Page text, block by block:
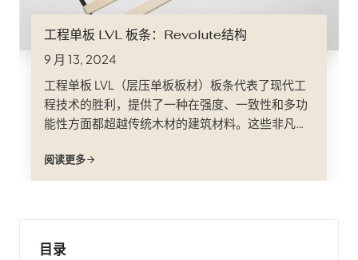
工程单板 LVL 板条：Revolute结构
9 月 13, 2024
工程单板 LVL（层压单板板材）板条代表了现代工
程技术的胜利，提供了一种在强度、一致性和多功
能性方面都超越传统木材的建筑材料。这些非凡的
的建筑方式，提供卓越的性能和可持续性。本文将
深入探讨工程木皮的复杂性；
阅读更多
目录